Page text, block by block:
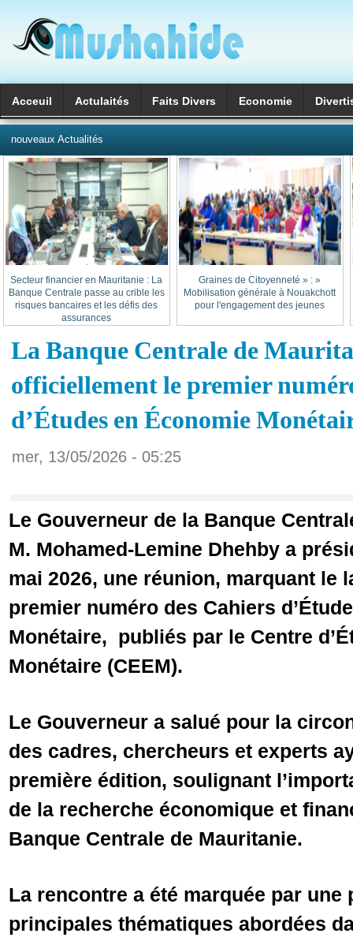
Acceuil Actulaités Faits Divers Economie
nouveaux Actualités
« Graines de Citoyenneté » :
Mobilisation générale à Nouakchott
pour l'engagement des jeunes
Secteur financier en Mauritanie : La
Banque Centrale passe au crible les
risques bancaires et les défis des
assurances
La Banque Centrale de
officiellement le premier
d’Études en Économie
mer, 13/05/2026 - 05:25
Le Gouverneur de la Banque
M. Mohamed-Lemine Dhehby a
mai 2026, une réunion, marquant le
premier numéro des Cahiers
Monétaire, publiés par le Centre
Monétaire (CEEM).
Le Gouverneur a salué pour la
des cadres, chercheurs et experts
première édition, soulignant
de la recherche économique et
Banque Centrale de Mauritanie.
La rencontre a été marquée par une
principales thématiques abordées